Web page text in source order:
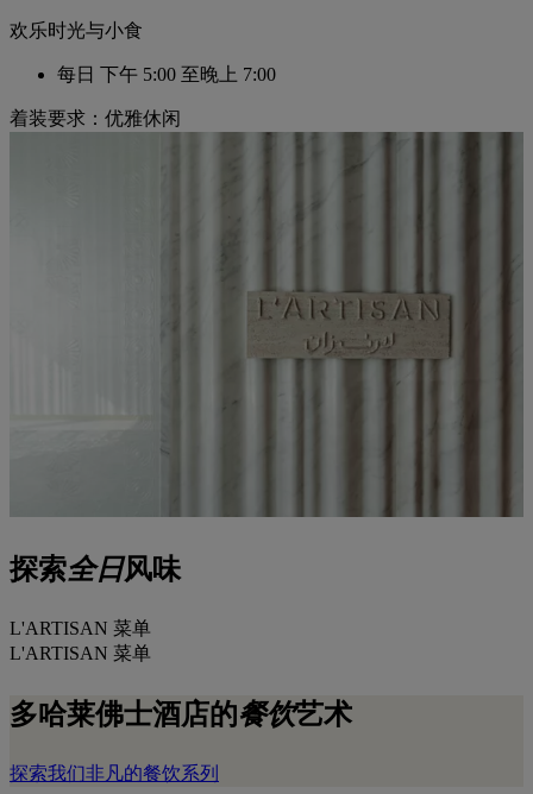
欢乐时光与小食
每日 下午 5:00 至晚上 7:00
着装要求：优雅休闲
探索全日风味
L'ARTISAN 菜单
L'ARTISAN 菜单
多哈莱佛士酒店的餐饮艺术
探索我们非凡的餐饮系列